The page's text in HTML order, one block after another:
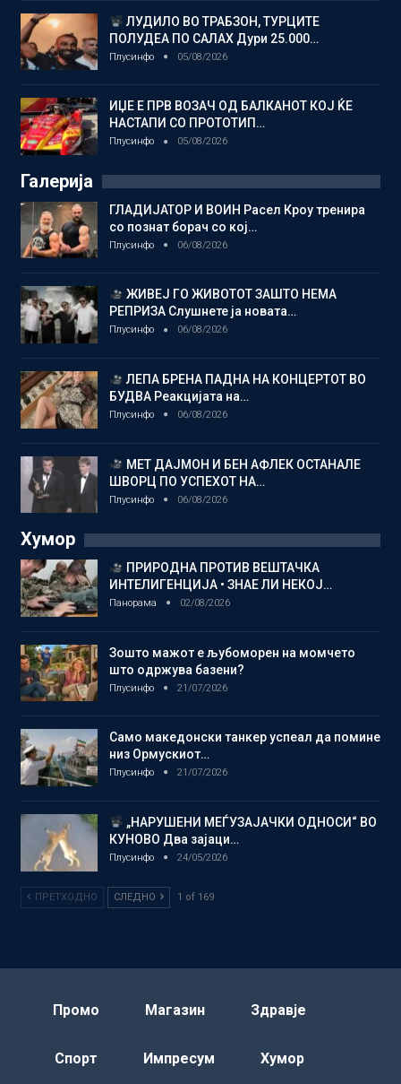
ЛУДИЛО ВО ТРАБЗОН, ТУРЦИТЕ
ПОЛУДЕА ПО САЛАХ Дури 25.000…
Плусинфо 05/08/2026
ИЏЕ Е ПРВ ВОЗАЧ ОД БАЛКАНОТ КОЈ ЌЕ
НАСТАПИ СО ПРОТОТИП…
Плусинфо 05/08/2026
Галерија
ГЛАДИЈАТОР И ВОИН Расел Кроу тренира
со познат борач со кој…
Плусинфо 06/08/2026
ЖИВЕЈ ГО ЖИВОТОТ ЗАШТО НЕМА
РЕПРИЗА Слушнете ја новата…
Плусинфо 06/08/2026
ЛЕПА БРЕНА ПАДНА НА КОНЦЕРТОТ ВО
БУДВА Реакцијата на…
Плусинфо 06/08/2026
МЕТ ДАЈМОН И БЕН АФЛЕК ОСТАНАЛЕ
ШВОРЦ ПО УСПЕХОТ НА…
Плусинфо 06/08/2026
Хумор
ПРИРОДНА ПРОТИВ ВЕШТАЧКА
ИНТЕЛИГЕНЦИЈА • ЗНАЕ ЛИ НЕКОЈ…
Панорама 02/08/2026
Зошто мажот е љубоморен на момчето
што одржува базени?
Плусинфо 21/07/2026
Само македонски танкер успеал да помине
низ Ормускиот…
Плусинфо 21/07/2026
„НАРУШЕНИ МЕЃУЗАЈАЧКИ ОДНОСИ“ ВО
КУНОВО Два зајаци…
Плусинфо 24/05/2026
ПРЕТХОДНО СЛЕДНО 1 of 169
Промо Магазин Здравје
Спорт Импресум Хумор